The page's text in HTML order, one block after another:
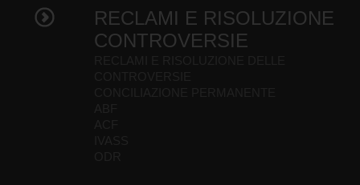
RECLAMI E RISOLUZIONE
CONTROVERSIE